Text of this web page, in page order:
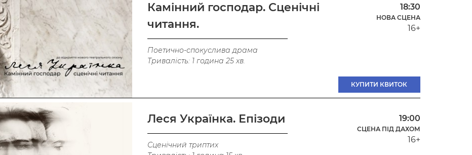
Камінний господар. Сценічні
читання.
Поетично-спокуслива драма
Тривалість: 1 година 25 хв.
18:30
НОВА СЦЕНА
16+
КУПИТИ КВИТОК
Леся Українка. Епізоди
Сценічний триптих
19:00
СЦЕНА ПІД ДАХОМ
16+